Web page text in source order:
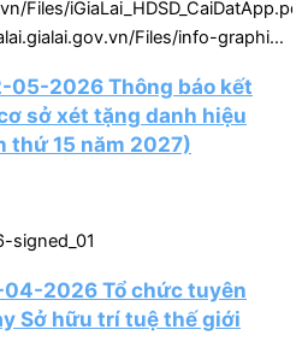
Files/
Files/info-graphic-
Files/VIDEO-IGIALAI.mp4
VIDEO-IGIALAI.mp4
05-2026 Thông báo kết
sở xét tặng danh hiệu
thứ 15 năm 2027)
signed_01
04-2026 Tổ chức tuyên
Sở hữu trí tuệ thế giới